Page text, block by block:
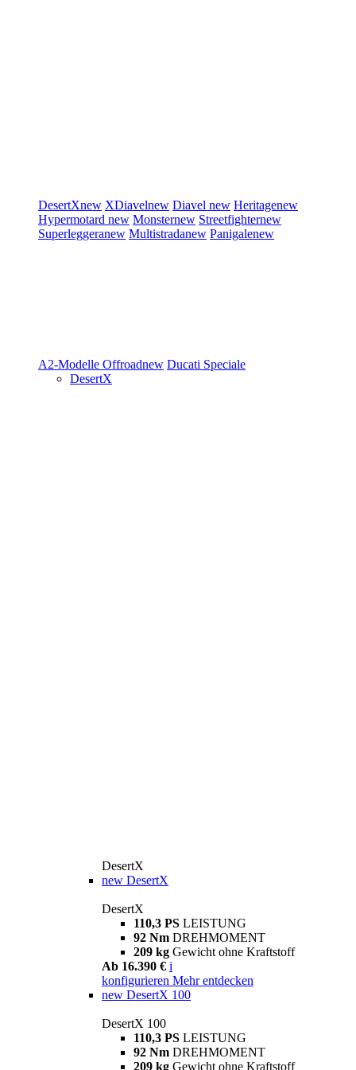
DesertXnew XDiavelnew Diavel new Heritagenew
Hypermotard new Monsternew Streetfighternew
Superleggeranew Multistradanew Panigalenew
A2-Modelle Offroadnew Ducati Speciale
DesertX
DesertX
new DesertX
DesertX
110,3 PS LEISTUNG
92 Nm DREHMOMENT
209 kg Gewicht ohne Kraftstoff
Ab 16.390 € i
konfigurieren Mehr entdecken
new DesertX 100
DesertX 100
110,3 PS LEISTUNG
92 Nm DREHMOMENT
209 kg Gewicht ohne Kraftstoff